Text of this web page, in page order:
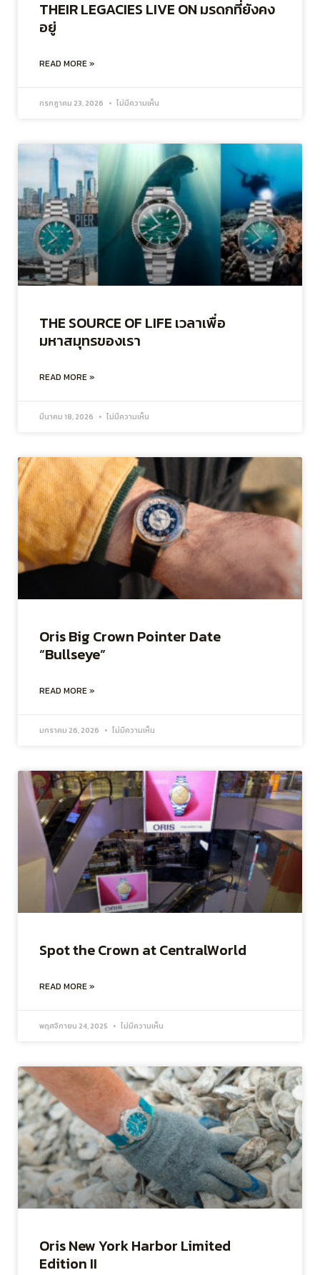
THEIR LEGACIES LIVE ON มรดกที่ยังคง
อยู่
READ MORE »
กรกฎาคม 23, 2026 ไม่มีความเห็น
THE SOURCE OF LIFE เวลาเพื่อ
มหาสมุทรของเรา
READ MORE »
มีนาคม 18, 2026 ไม่มีความเห็น
Oris Big Crown Pointer Date
“Bullseye”
READ MORE »
มกราคม 26, 2026 ไม่มีความเห็น
Spot the Crown at CentralWorld
READ MORE »
พฤศจิกายน 24, 2025 ไม่มีความเห็น
Oris New York Harbor Limited
Edition II